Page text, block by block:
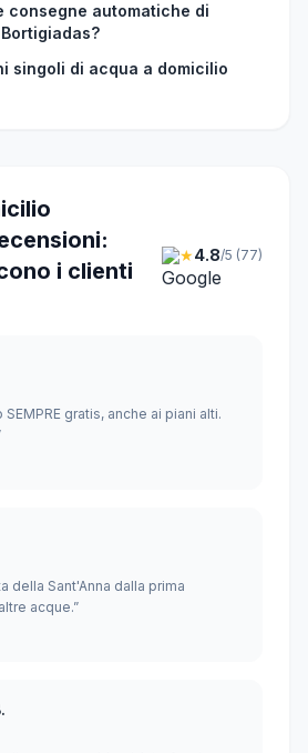
consegne automatiche di
singoli di acqua a domicilio
i clienti
★4.8/5 (77)
gratis, anche ai piani alti.
della Sant'Anna dalla prima
acque.”